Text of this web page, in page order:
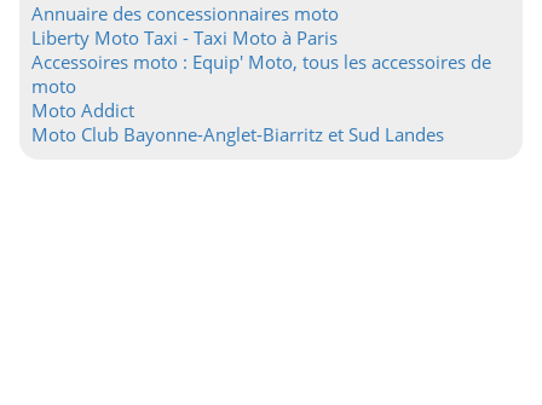
Annuaire des concessionnaires moto
Liberty Moto Taxi - Taxi Moto à Paris
Accessoires moto : Equip' Moto, tous les accessoires de
moto
Moto Addict
Moto Club Bayonne-Anglet-Biarritz et Sud Landes